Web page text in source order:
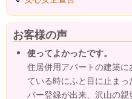
お客様の声
使ってよかったです。
住居併用アパートの建築
ている時にふと目に止ま
バー登録が出来、沢山の